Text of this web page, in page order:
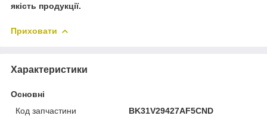
якість продукції.
Приховати
Характеристики
Основні
Код запчастини
BK31V29427AF5CND